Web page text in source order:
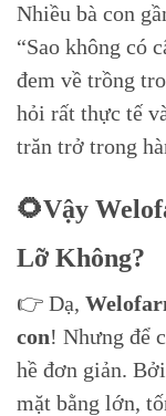
Nhiều bà con
“Sao không có
đem về trồng
hỏi rất thực tế
trăn trở trong
🌻Vậy
Lỡ Không?
👉 Dạ,
con! Nhưng để
hề đơn giản.
mặt bằng lớn,